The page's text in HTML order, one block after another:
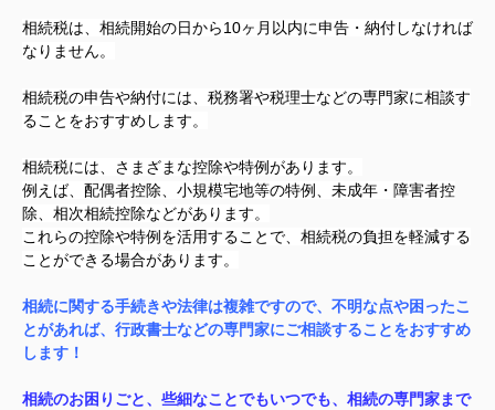
相続税は、相続開始の日から10ヶ月以内に申告・納付しなければ
なりません。
相続税の申告や納付には、税務署や税理士などの専門家に相談す
ることをおすすめします。
相続税には、さまざまな控除や特例があります。
例えば、配偶者控除、小規模宅地等の特例、未成年・障害者控
除、相次相続控除などがあります。
これらの控除や特例を活用することで、相続税の負担を軽減する
ことができる場合があります。
相続に関する手続きや法律は複雑ですので、不明な点や困ったこ
とがあれば、行政書士などの専門家にご相談することをおすすめ
します！
相続のお困りごと、些細なことでもいつでも、相続の専門家まで